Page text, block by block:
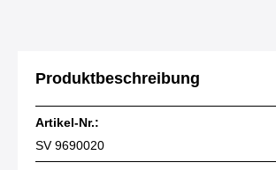
Produktbeschreibung
Artikel-Nr.:
SV 9690020